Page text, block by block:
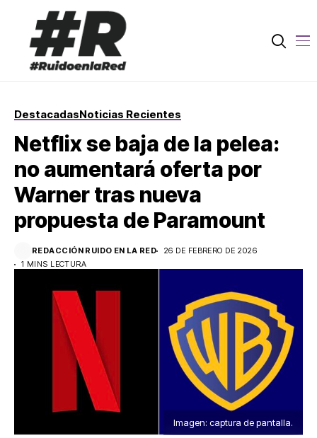
DestacadasNoticias Recientes
Netflix se baja de la pelea:
no aumentará oferta por
Warner tras nueva
propuesta de Paramount
REDACCIÓN RUIDO EN LA RED
26 DE FEBRERO DE 2026
1 MINS LECTURA
Imagen: captura de pantalla.